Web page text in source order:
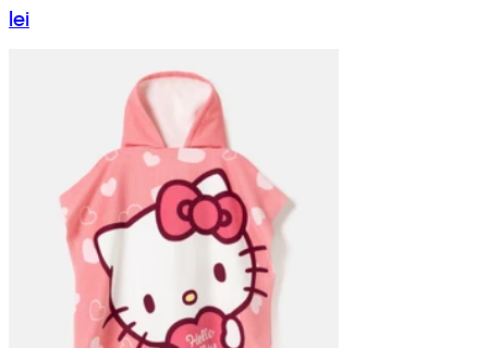
lei